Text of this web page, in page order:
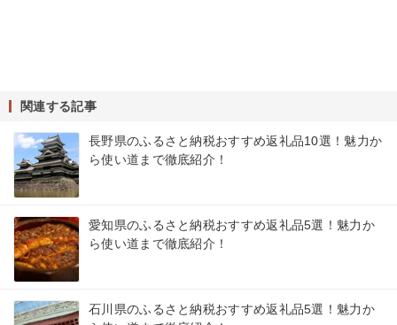
関連する記事
長野県のふるさと納税おすすめ返礼品10選！魅力か
ら使い道まで徹底紹介！
愛知県のふるさと納税おすすめ返礼品5選！魅力か
ら使い道まで徹底紹介！
石川県のふるさと納税おすすめ返礼品5選！魅力か